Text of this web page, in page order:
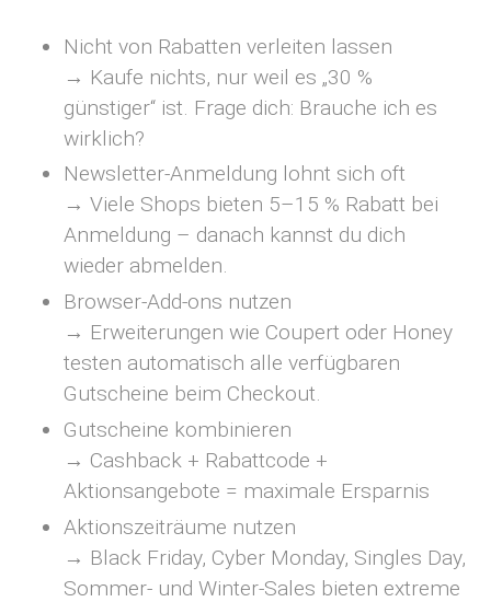
Nicht von Rabatten verleiten lassen
→ Kaufe nichts, nur weil es „30 %
günstiger“ ist. Frage dich: Brauche ich es
wirklich?
Newsletter-Anmeldung lohnt sich oft
→ Viele Shops bieten 5–15 % Rabatt bei
Anmeldung – danach kannst du dich
wieder abmelden.
Browser-Add-ons nutzen
→ Erweiterungen wie Coupert oder Honey
testen automatisch alle verfügbaren
Gutscheine beim Checkout.
Gutscheine kombinieren
→ Cashback + Rabattcode +
Aktionsangebote = maximale Ersparnis
Aktionszeiträume nutzen
→ Black Friday, Cyber Monday, Singles Day,
Sommer- und Winter-Sales bieten extreme